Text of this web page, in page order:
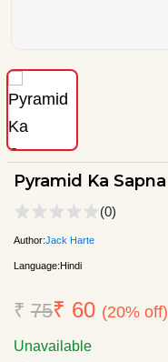
Pyramid Ka Sapna
(0)
Author:Jack Harte
Language:Hindi
₹ 75₹ 60 (20% off)
Unavailable